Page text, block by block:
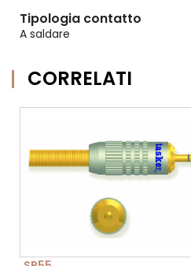
Tipologia contatto
A saldare
CORRELATI